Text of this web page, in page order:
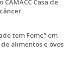
CAMACC Casa de
tem Fome” em
alimentos e ovos